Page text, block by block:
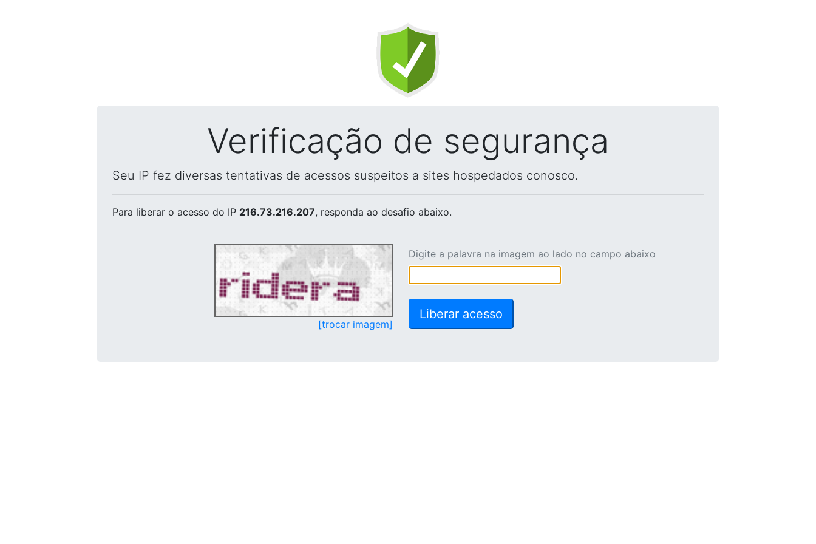
Verificação de segurança
Seu IP fez diversas tentativas de acessos suspeitos a sites hospedados conosco.
Para liberar o acesso do IP 216.73.216.207, responda ao desafio abaixo.
[trocar imagem]
Digite a palavra na imagem ao lado no campo abaixo